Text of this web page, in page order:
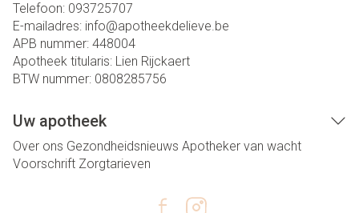
Telefoon: 093725707
E-mailadres: info@apotheekdelieve.be
APB nummer: 448004
Apotheek titularis: Lien Rijckaert
BTW nummer: 0808285756
Uw apotheek
Over ons Gezondheidsnieuws Apotheker van wacht
Voorschrift Zorgtarieven